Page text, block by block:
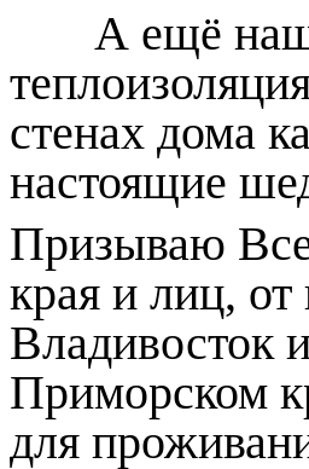
А ещё наша
стенах дома
настоящие
Призываю
края и лиц, от
Владивосток
Приморском
для